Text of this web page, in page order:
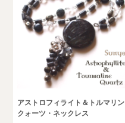
アストロフィライト＆トルマリン
クォーツ・ネックレス